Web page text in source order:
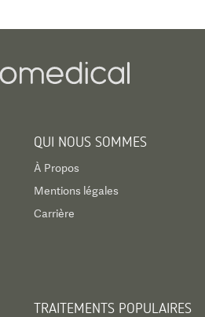
QUI NOUS SOMMES
À Propos
Mentions légales
Carrière
TRAITEMENTS POPULAIRES